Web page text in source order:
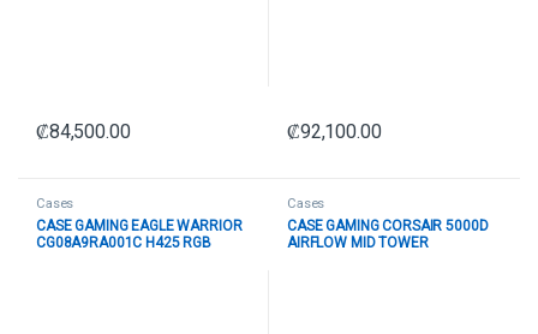
₡84,500.00 ₡92,100.00
Cases
CASE GAMING EAGLE WARRIOR
CG08A9RA001C H425 RGB
Cases
CASE GAMING CORSAIR 5000D
AIRFLOW MID TOWER